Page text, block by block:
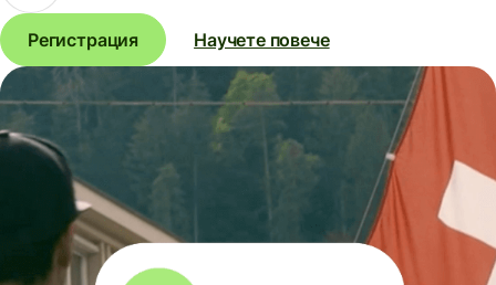
Регистрация Научете повече